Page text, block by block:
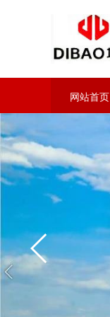
网站首页